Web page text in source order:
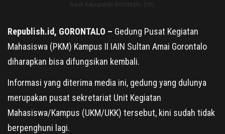
Barat Kabupaten Gorontalo, (Ist).
Republish.id, GORONTALO – Gedung Pusat Kegiatan
Mahasiswa (PKM) Kampus II IAIN Sultan Amai Gorontalo
diharapkan bisa difungsikan kembali.
Informasi yang diterima media ini, gedung yang dulunya
merupakan pusat sekretariat Unit Kegiatan
Mahasiswa/Kampus (UKM/UKK) tersebut, kini sudah tidak
berpenghuni lagi.